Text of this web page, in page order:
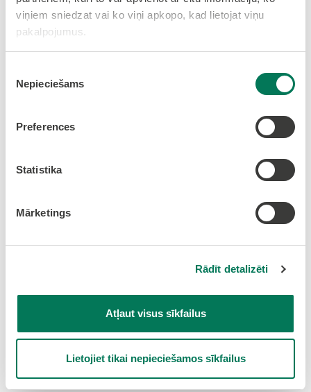
viņiem sniedzat vai ko viņi apkopo, kad lietojat viņu
pakalpojumus.
izvēle
Nepieciešams
Preferences
Statistika
Mārketings
Rādīt detalizēti
Atļaut visus sīkfailus
Lietojiet tikai nepieciešamos sīkfailus
(Jāņupē) atsavināšanas izsoles rezultātu
apstiprināšanu
izslēgšanu no Olaines novada pašvaldības
bilances
17.Par zemesgabala dārzkopības sabiedrībā
18.Par pirmpirkuma tiesību neizmantošanu uz
piekrišanu zemes iegūšanai īpašumā SIA “NORD
STYLE Ltd”
2021.gada 28.jūlija sēdes lēmumā “Par ielu
(Medemciemā)” (9.prot., 22.p.)
maiņu nekustamā īpašuma “Ezītis d/s
koplietošanas zeme” zemes vienībām